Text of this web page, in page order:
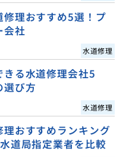
理おすすめ5選！プ
会社
水道修理
る水道修理会社5
選び方
水道修理
おすすめランキング
道局指定業者を比較